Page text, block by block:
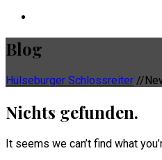
Blog
Hülseburger Schlossreiter //
Nichts gefunden.
It seems we can’t find what